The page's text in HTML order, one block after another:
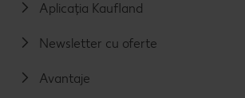
Aplicația Kaufland
Newsletter cu oferte
Avantaje